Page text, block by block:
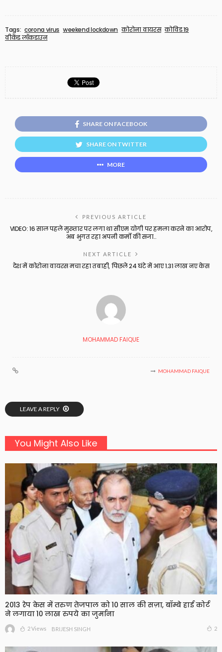
Tags: corona virus weekend lockdown कोरोना वायरस कोविड 19
वीकेंड लॉकडाउन
SHARE ON FACEBOOK
SHARE ON TWITTER
MORE
PREVIOUS ARTICLE
VIDEO: 16 साल पहले मुख्तार पर लगा था सीएम योगी पर हमला करने का आरोप,
अब भुगत रहा अपनी कर्मो की सजा..
NEXT ARTICLE
देश में कोरोना वायरस मचा रहा तबाही, पिछले 24 घंटे में आए 1.31 लाख नए केस
MOHAMMAD FAIQUE
MOHAMMAD FAIQUE
LEAVE A REPLY
You Might Also Like
2013 रेप केस में तरुण तेजपाल को 10 साल की सज़ा, बॉम्बे हाई कोर्ट
ने लगाया 10 लाख रुपये का जुर्माना
2 Views BRIJESH SINGH 2